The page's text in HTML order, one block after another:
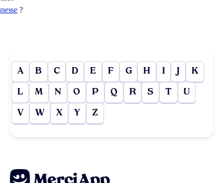
?
A B C D E F G H I J K
L M N O P Q R S T U
V W X Y Z